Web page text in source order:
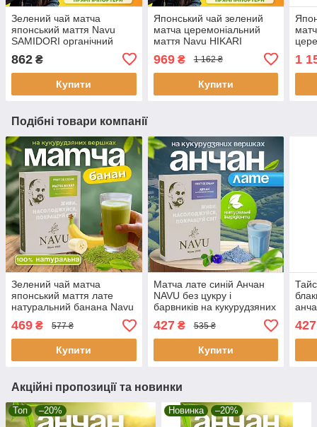
Зелений чай матча
японський маття Navu
SAMIDORI органічний
американо еспресо 30 г
862 ₴
Купити
Японський чай зелений
матча церемоніальний
маття Navu HIKARI
органічний натуральний
порошковий для
американо еспресо
фрешів 30 г
969₴ 1 162 ₴
Купити
1
Подібні товари компанії
Зелений чай матча
японський маття лате
натуральний банана Navu
органічний на
кукурудзяних вершках без
цукру 100 г
469 ₴ 577 ₴
Купити
Матча лате синій Анчан
NAVU без цукру і
барвників на кукурудзяних
вершках бликитна матча
100 г
427₴ 535 ₴
Купити
427
Акційні пропозиції та новинки
Топ –20% Новинка –20%